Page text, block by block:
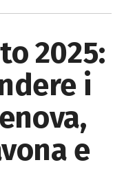
2025:
i
e